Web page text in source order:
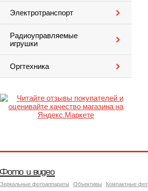
Электротранспорт
Радиоуправляемые
игрушки
Оргтехника
Фото и видео
Зеркальные фотоаппараты Объективы
Компактные